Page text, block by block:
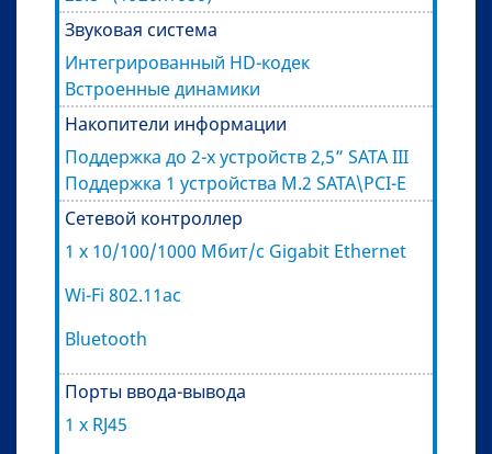
Звуковая система
Интегрированный HD-кодек
Встроенные динамики
Накопители информации
Поддержка до 2-х устройств 2,5” SATA III
Поддержка 1 устройства M.2 SATA\PCI-E
Сетевой контроллер
1 x 10/100/1000 Мбит/с Gigabit Ethernet
Wi-Fi 802.11ac
Bluetooth
Порты ввода-вывода
1 x RJ45